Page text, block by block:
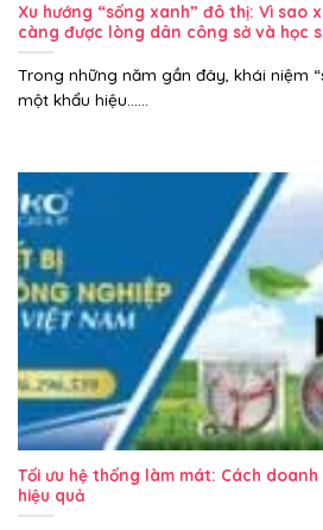
Xu hướng “sống xanh” đô thị: Vì sao
càng được lòng dân công sở và học
Trong những năm gần đây, khái niệm
một khẩu hiệu......
Tối ưu hệ thống làm mát: Cách
hiệu quả